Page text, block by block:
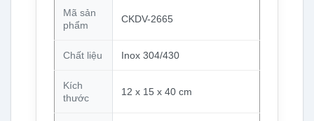
Mã sản
phẩm
CKDV-2665
Chất liệu Inox 304/430
Kích
thước
12 x 15 x 40 cm